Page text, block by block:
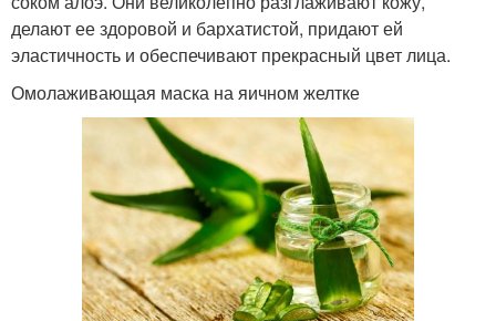
делают ее здоровой и бархатистой, придают ей
эластичность и обеспечивают прекрасный цвет лица.
Омолаживающая маска на яичном желтке